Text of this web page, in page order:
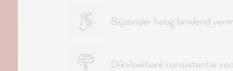
Bijzonder hoog bindend
Dikvloeibare consistentie